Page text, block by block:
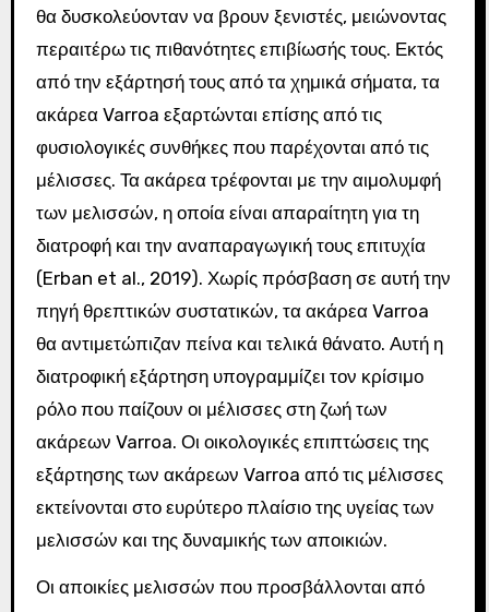
θα δυσκολεύονταν να βρουν ξενιστές, μειώνοντας
περαιτέρω τις πιθανότητες επιβίωσής τους. Εκτός
από την εξάρτησή τους από τα χημικά σήματα, τα
ακάρεα Varroa εξαρτώνται επίσης από τις
φυσιολογικές συνθήκες που παρέχονται από τις
μέλισσες. Τα ακάρεα τρέφονται με την αιμολυμφή
των μελισσών, η οποία είναι απαραίτητη για τη
διατροφή και την αναπαραγωγική τους επιτυχία
(Erban et al., 2019). Χωρίς πρόσβαση σε αυτή την
πηγή θρεπτικών συστατικών, τα ακάρεα Varroa
θα αντιμετώπιζαν πείνα και τελικά θάνατο. Αυτή η
διατροφική εξάρτηση υπογραμμίζει τον κρίσιμο
ρόλο που παίζουν οι μέλισσες στη ζωή των
ακάρεων Varroa. Οι οικολογικές επιπτώσεις της
εξάρτησης των ακάρεων Varroa από τις μέλισσες
εκτείνονται στο ευρύτερο πλαίσιο της υγείας των
μελισσών και της δυναμικής των αποικιών.
Οι αποικίες μελισσών που προσβάλλονται από